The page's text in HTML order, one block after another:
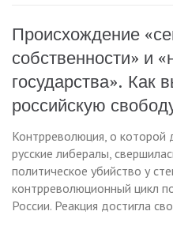
Происхождение
собственности» и
государства». Как
российскую
Контрреволюция, о которой
русские либералы,
политическое убийство у
контрреволюционный цикл
России. Реакция достигла